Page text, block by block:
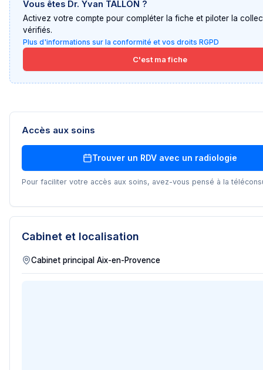
Vous êtes Dr. Yvan TALLON ?
Activez votre compte pour compléter la fiche et piloter la
vérifiés.
Plus d'informations sur la conformité et vos droits RGPD
C'est ma fiche
Accès aux soins
Trouver un RDV avec un radiologie
Pour faciliter votre accès aux soins, avez-vous pensé à la
Cabinet et localisation